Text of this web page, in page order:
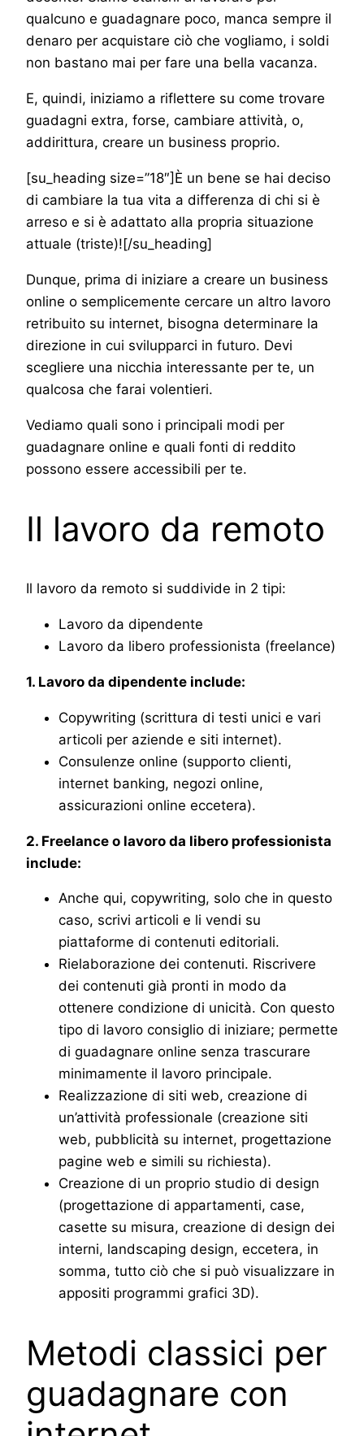
qualcuno e guadagnare poco, manca sempre il
denaro per acquistare ciò che vogliamo, i soldi
non bastano mai per fare una bella vacanza.
E, quindi, iniziamo a riflettere su come trovare
guadagni extra, forse, cambiare attività, o,
addirittura, creare un business proprio.
[su_heading size=”18″]È un bene se hai deciso
di cambiare la tua vita a differenza di chi si è
arreso e si è adattato alla propria situazione
attuale (triste)![/su_heading]
Dunque, prima di iniziare a creare un business
online o semplicemente cercare un altro lavoro
retribuito su internet, bisogna determinare la
direzione in cui svilupparci in futuro. Devi
scegliere una nicchia interessante per te, un
qualcosa che farai volentieri.
Vediamo quali sono i principali modi per
guadagnare online e quali fonti di reddito
possono essere accessibili per te.
Il lavoro da remoto
Il lavoro da remoto si suddivide in 2 tipi:
Lavoro da dipendente
Lavoro da libero professionista (freelance)
1. Lavoro da dipendente include:
Copywriting (scrittura di testi unici e vari
articoli per aziende e siti internet).
Consulenze online (supporto clienti,
internet banking, negozi online,
assicurazioni online eccetera).
2. Freelance o lavoro da libero professionista
include:
Anche qui, copywriting, solo che in questo
caso, scrivi articoli e li vendi su
piattaforme di contenuti editoriali.
Rielaborazione dei contenuti. Riscrivere
dei contenuti già pronti in modo da
ottenere condizione di unicità. Con questo
tipo di lavoro consiglio di iniziare; permette
di guadagnare online senza trascurare
minimamente il lavoro principale.
Realizzazione di siti web, creazione di
un’attività professionale (creazione siti
web, pubblicità su internet, progettazione
pagine web e simili su richiesta).
Creazione di un proprio studio di design
(progettazione di appartamenti, case,
casette su misura, creazione di design dei
interni, landscaping design, eccetera, in
somma, tutto ciò che si può visualizzare in
appositi programmi grafici 3D).
Metodi classici per
guadagnare con